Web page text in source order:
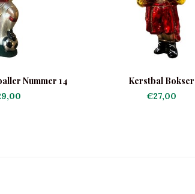
Nummer 14 Kerstbal Bokser
€27,00